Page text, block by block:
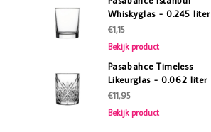
Whiskyglas - 0.245 liter
€1,15
Bekijk product
Pasabahce Timeless
Likeurglas - 0.062 liter
€11,95
Bekijk product